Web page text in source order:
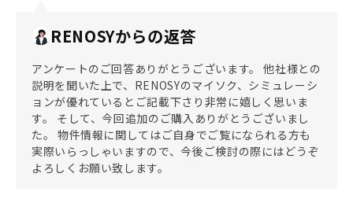
RENOSYからの返答
アンケートのご回答ありがとうございます。 他社様との
説明を聞いた上で、RENOSYのマイソク、シミュレーシ
ョンが優れているとご記載下さり非常に嬉しく思いま
す。 そして、今回追加のご購入ありがとうございまし
た。 物件情報に関してはご自身でご覧になられる方も
実際いらっしゃいますので、今後ご検討の際にはどうぞ
よろしくお願い致します。